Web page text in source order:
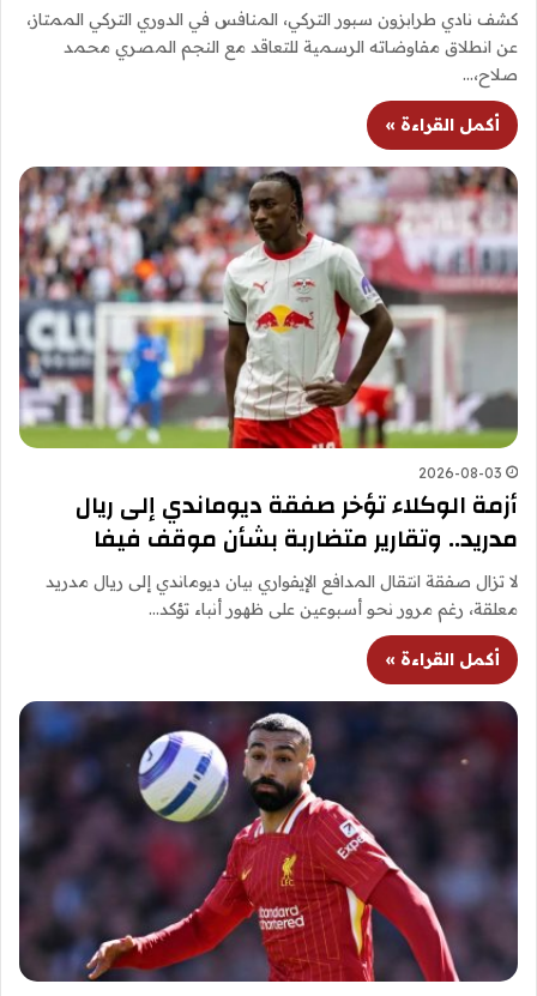
كشف نادي طرابزون سبور التركي، المنافس في الدوري التركي الممتاز،
عن انطلاق مفاوضاته الرسمية للتعاقد مع النجم المصري محمد
صلاح،…
أكمل القراءة »
2026-08-03
أزمة الوكلاء تؤخر صفقة ديوماندي إلى ريال
مدريد.. وتقارير متضاربة بشأن موقف فيفا
لا تزال صفقة انتقال المدافع الإيفواري بيان ديوماندي إلى ريال مدريد
معلقة، رغم مرور نحو أسبوعين على ظهور أنباء تؤكد…
أكمل القراءة »